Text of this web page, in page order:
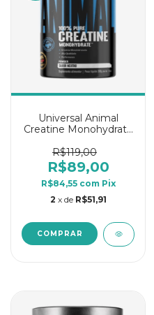
Universal Animal
Creatine Monohydrate
Neutro
R$119,00
R$89,00
R$84,55 com Pix
2 x de R$51,91